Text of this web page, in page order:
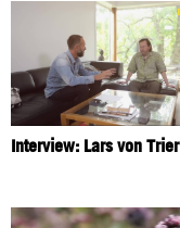
Interview: Lars von Trier